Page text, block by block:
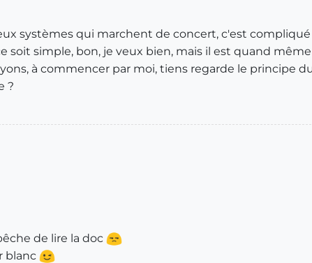
systèmes qui marchent de concert, c'est compliqué
soit simple, bon, je veux bien, mais il est quand
à commencer par moi, tiens regarde le principe
?
de lire la doc
blanc